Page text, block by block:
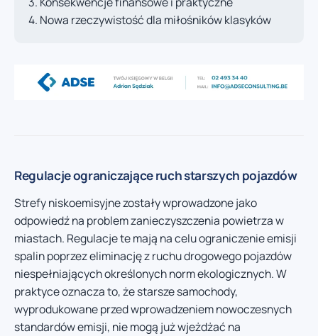
Nowa rzeczywistość dla miłośników klasyków
Regulacje ograniczające ruch starszych pojazdów
Strefy niskoemisyjne zostały wprowadzone jako
odpowiedź na problem zanieczyszczenia powietrza w
miastach. Regulacje te mają na celu ograniczenie emisji
spalin poprzez eliminację z ruchu drogowego pojazdów
niespełniających określonych norm ekologicznych. W
praktyce oznacza to, że starsze samochody,
wyprodukowane przed wprowadzeniem nowoczesnych
standardów emisji, nie mogą już wjeżdżać na